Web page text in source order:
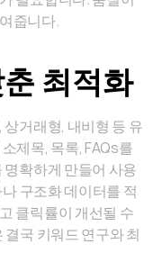
줍니다.
최적화
거래형, 내비형 등 유
제목, 목록, FAQs를
확하게 만들어 사용
구조화 데이터를 적
클릭률이 개선될 수
국 키워드 연구와 최